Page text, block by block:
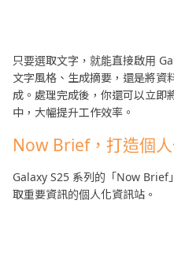
只要選取文字，就能直接啟用
文字風格、生成摘要，還是將資
成。處理完成後，你還可以立即
中，大幅提升工作效率。
Now Brief，打造個
Galaxy S25 系列的「Now Brief
取重要資訊的個人化資訊站。